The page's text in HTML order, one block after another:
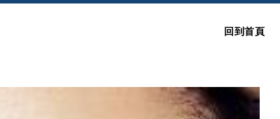
回到首頁